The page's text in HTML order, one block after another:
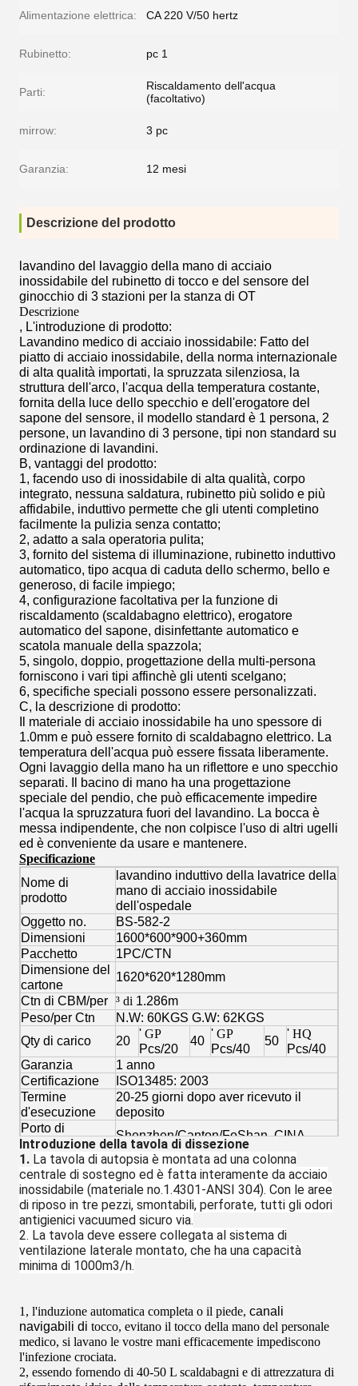
Alimentazione elettrica: CA 220 V/50 hertz
Rubinetto: pc 1
Parti:
Riscaldamento dell'acqua
(facoltativo)
mirrow: 3 pc
Garanzia: 12 mesi
Descrizione del prodotto
lavandino del lavaggio della mano di acciaio
inossidabile del rubinetto di tocco e del sensore del
ginocchio di 3 stazioni per la stanza di OT
Descrizione
, L'introduzione di prodotto:
Lavandino medico di acciaio inossidabile: Fatto del
piatto di acciaio inossidabile, della norma internazionale
di alta qualità importati, la spruzzata silenziosa, la
struttura dell'arco, l'acqua della temperatura costante,
fornita della luce dello specchio e dell'erogatore del
sapone del sensore, il modello standard è 1 persona, 2
persone, un lavandino di 3 persone, tipi non standard su
ordinazione di lavandini.
B, vantaggi del prodotto:
1, facendo uso di inossidabile di alta qualità, corpo
integrato, nessuna saldatura, rubinetto più solido e più
affidabile, induttivo permette che gli utenti completino
facilmente la pulizia senza contatto;
2, adatto a sala operatoria pulita;
3, fornito del sistema di illuminazione, rubinetto induttivo
automatico, tipo acqua di caduta dello schermo, bello e
generoso, di facile impiego;
4, configurazione facoltativa per la funzione di
riscaldamento (scaldabagno elettrico), erogatore
automatico del sapone, disinfettante automatico e
scatola manuale della spazzola;
5, singolo, doppio, progettazione della multi-persona
forniscono i vari tipi affinchè gli utenti scelgano;
6, specifiche speciali possono essere personalizzati.
C, la descrizione di prodotto:
Il materiale di acciaio inossidabile ha uno spessore di
1.0mm e può essere fornito di scaldabagno elettrico. La
temperatura dell'acqua può essere fissata liberamente.
Ogni lavaggio della mano ha un riflettore e uno specchio
separati. Il bacino di mano ha una progettazione
speciale del pendio, che può efficacemente impedire
l'acqua la spruzzatura fuori del lavandino. La bocca è
messa indipendente, che non colpisce l'uso di altri ugelli
ed è conveniente da usare e mantenere.
Specificazione
Nome di
prodotto
lavandino induttivo della lavatrice della
mano di acciaio inossidabile
dell'ospedale
Oggetto no.
BS-582-2
Dimensioni
1600*600*900+360mm
Pacchetto
1PC/CTN
Dimensione del
cartone
1620*620*1280mm
Ctn di CBM/per ³ di 1.286m
Peso/per Ctn
N.W: 60KGS G.W: 62KGS
Qty di carico
20
' GP
Pcs/20
40
' GP
Pcs/40
50
' HQ
Pcs/40
Garanzia
1 anno
Certificazione
ISO13485: 2003
Termine
d'esecuzione
20-25 giorni dopo aver ricevuto il
deposito
Porto di
caricamento
Shenzhen/Canton/FoShan, CINA
Termini di
pagamento
T/T con il deposito di 30% ed equilibrio
di 70% prima della consegna
MOQ
1 pc
Introduzione della tavola di dissezione
1. La tavola di autopsia è montata ad una colonna
centrale di sostegno ed è fatta interamente da acciaio
inossidabile (materiale no.1.4301-ANSI 304). Con le aree
di riposo in tre pezzi, smontabili, perforate, tutti gli odori
antigienici vacuumed sicuro via.
2. La tavola deve essere collegata al sistema di
ventilazione laterale montato, che ha una capacità
minima di 1000m3/h.
1, l'induzione automatica completa o il piede, canali
navigabili di tocco, evitano il tocco della mano del personale
medico, si lavano le vostre mani efficacemente impediscono
l'infezione crociata.
2, essendo fornendo di 40-50 L scaldabagni e di attrezzatura di